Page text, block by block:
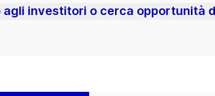
investitori o cerca opportunità